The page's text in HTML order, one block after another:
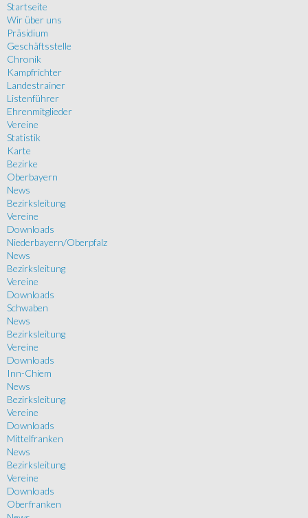
Startseite
Wir über uns
Präsidium
Geschäftsstelle
Chronik
Kampfrichter
Landestrainer
Listenführer
Ehrenmitglieder
Vereine
Statistik
Karte
Bezirke
Oberbayern
News
Bezirksleitung
Vereine
Downloads
Niederbayern/Oberpfalz
News
Bezirksleitung
Vereine
Downloads
Schwaben
News
Bezirksleitung
Vereine
Downloads
Inn-Chiem
News
Bezirksleitung
Vereine
Downloads
Mittelfranken
News
Bezirksleitung
Vereine
Downloads
Oberfranken